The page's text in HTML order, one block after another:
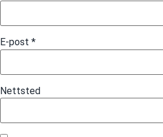
E-post *
Nettsted